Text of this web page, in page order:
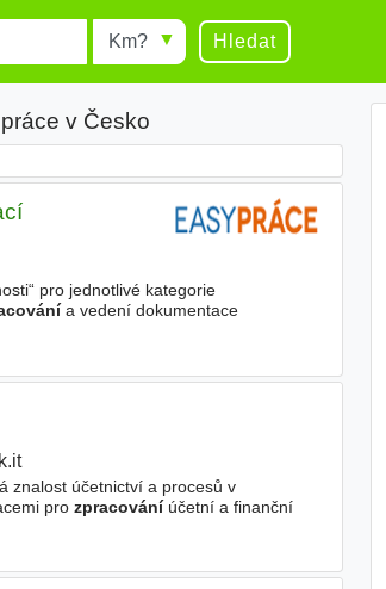
Radius Hledat
v Česko
pro jednotlivé kategorie
a vedení dokumentace
znalost účetnictví a procesů v
pro zpracováníúčetní a finanční